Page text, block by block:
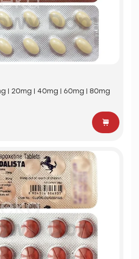
| 20mg | 40mg | 60mg | 80mg